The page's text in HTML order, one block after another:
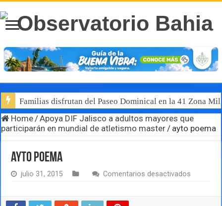
Familias disfrutan del Paseo Dominical en la 41 Zona
Home/Apoya DIF Jalisco a adultos mayores que
participarán en mundial de atletismo master/ ayto poema
ayto poema
julio 31, 2015 Comentarios desactivados